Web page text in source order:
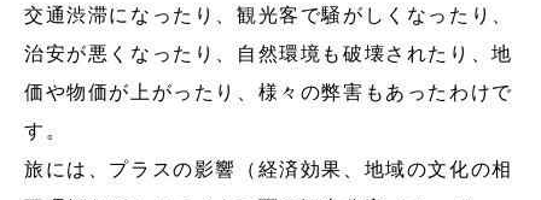
交通渋滞になったり、観光客で騒がしくなったり、
治安が悪くなったり、自然環境も破壊されたり、地
価や物価が上がったり、様々の弊害もあったわけで
す。
旅には、プラスの影響（経済効果、地域の文化の相